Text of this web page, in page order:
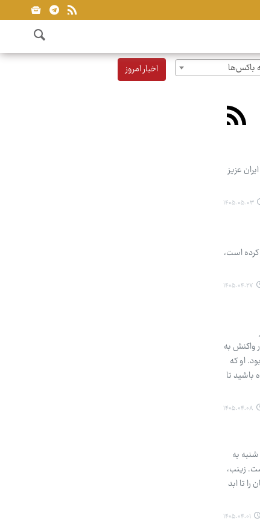
باکس‌ها اخبار امروز
عزیز
۱۴۰۵.۰۵.۰۳
که از سال ۱۳۹۲ فعالیت خود را آغاز کرده است،
۱۴۰۵.۰۴.۲۷
واکنش به
بود. او که
باشید تا
۱۴۰۵.۰۴.۰۸
به
زینب،
تا ابد
۱۴۰۵.۰۴.۰۱